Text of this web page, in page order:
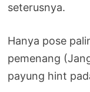
seterusnya.
Hanya pose
pemenang
payung hint